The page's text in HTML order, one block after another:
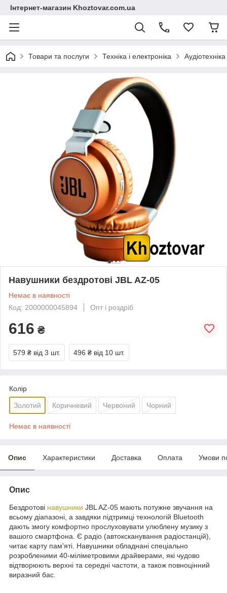
Інтернет-магазин Khoztovar.com.ua
Товари та послуги Техніка і електроніка
Навушники бездротові JBL AZ-05
Немає в наявності
Код: 2000000045894
Опт і роздріб
616 ₴
579 ₴ від 3 шт. 496 ₴ від 10 шт.
Колір
Золотий Коричневий Червоний Чорний
Немає в наявності
Опис Характеристики Доставка Оплата Умови
Опис
Бездротові навушники JBL AZ-05 мають потужне звучання на
всьому діапазоні, а завдяки підтримці технологій Bluetooth
дають змогу комфортно прослуховувати улюблену музику з
вашого смартфона. Є радіо (автоксканування радіостанцій),
читає карту пам'яті. Навушники обладнані спеціально
розробленими 40-міліметровими драйверами, які чудово
відтворюють верхні та середні частоти, а також повноцінний
виразний бас.